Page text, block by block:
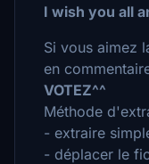
I wish you all
Si vous aimez
en
VOTEZ^^
Méthode
- extraire
- déplacer le